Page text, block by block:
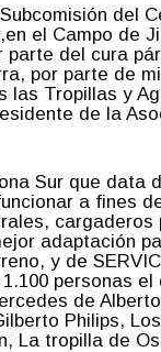
del
el Campo de
parte del cura
por parte de
las Tropillas y
de la
Sur que data
a fines
adaptación
y de
personas
de
Philips,
La tropilla de